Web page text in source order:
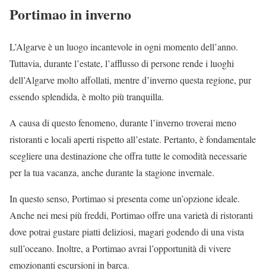
Portimao in inverno
L’Algarve è un luogo incantevole in ogni momento dell’anno.
Tuttavia, durante l’estate, l’afflusso di persone rende i luoghi
dell’Algarve molto affollati, mentre d’inverno questa regione, pur
essendo splendida, è molto più tranquilla.
A causa di questo fenomeno, durante l’inverno troverai meno
ristoranti e locali aperti rispetto all’estate. Pertanto, è fondamentale
scegliere una destinazione che offra tutte le comodità necessarie
per la tua vacanza, anche durante la stagione invernale.
In questo senso, Portimao si presenta come un’opzione ideale.
Anche nei mesi più freddi, Portimao offre una varietà di ristoranti
dove potrai gustare piatti deliziosi, magari godendo di una vista
sull’oceano. Inoltre, a Portimao avrai l’opportunità di vivere
emozionanti escursioni in barca.